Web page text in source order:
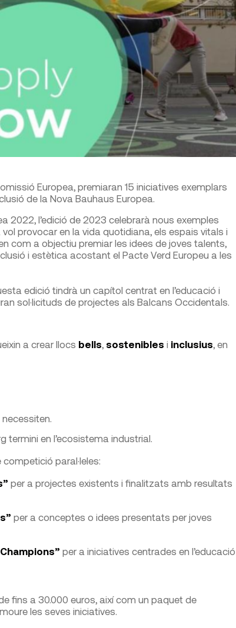
Europea, premiaran 15 iniciatives exemplars
de la Nova Bauhaus Europea.
2022, l’edició de 2023 celebrarà nous exemples
provocar en la vida quotidiana, els espais vitals i
com a objectiu premiar les idees de joves talents,
i estètica acostant el Pacte Verd Europeu a les
edició tindrà un capítol centrat en l’educació i
sol·licituds de projectes als Balcans Occidentals.
a crear llocs bells, sostenibles i inclusius, en
termini en l’ecosistema industrial.
paral·leles:
per a projectes existents i finalitzats amb resultats
per a conceptes o idees presentats per joves
per a iniciatives centrades en l’educació
fins a 30.000 euros, així com un paquet de
les seves iniciatives.